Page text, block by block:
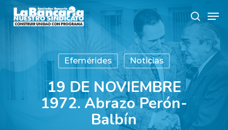
main
search
Efemérides Noticias
19 DE NOVIEMBRE
1972. Abrazo Perón-
Balbín